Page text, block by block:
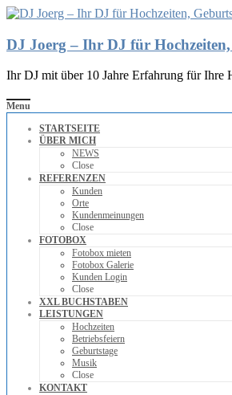
DJ Joerg – Ihr DJ für
Ihr DJ mit über 10 Jahre Erfahrung für Ihre
Menu
STARTSEITE
ÜBER MICH
NEWS
Close
REFERENZEN
Kunden
Orte
Kundenmeinungen
Close
FOTOBOX
Fotobox mieten
Fotobox Galerie
Kunden Login
Close
XXL BUCHSTABEN
LEISTUNGEN
Hochzeiten
Betriebsfeiern
Geburtstage
Musik
Close
KONTAKT